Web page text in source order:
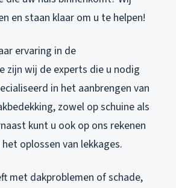
en staan klaar om u te helpen!
ervaring in de
zijn wij de experts die u nodig
in het aanbrengen van
zowel op schuine als
kunt u ook op ons rekenen
oplossen van lekkages.
met dakproblemen of schade,